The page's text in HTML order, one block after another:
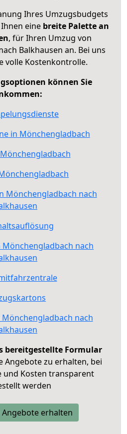
Ihres Umzugsbudgets
eine breite Palette an
, für Ihren Umzug von
Balkhausen an. Bei uns
volle Kostenkontrolle.
können Sie
in Mönchengladbach
Mönchengladbach nach
nach
nach
bereitgestellte Formular
Angebote zu erhalten, bei
und Kosten transparent
werden
Angebote erhalten